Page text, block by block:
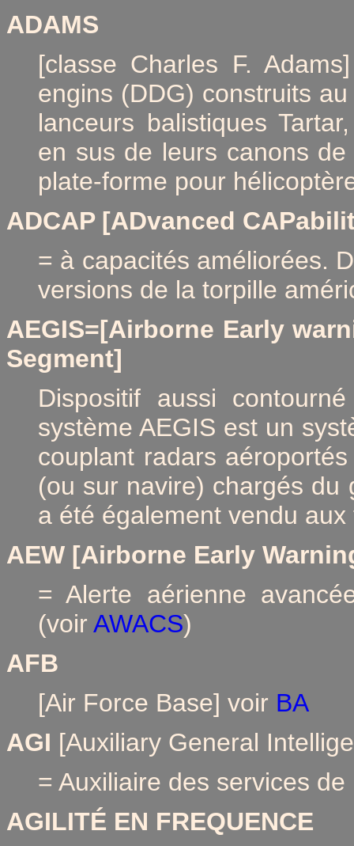
ADAMS
[classe Charles F.
engins (DDG) construits
lanceurs balistiques
en sus de leurs canons
plate-forme pour
ADCAP [ADvanced
= à capacités améliorées.
versions de la torpille
AEGIS=[Airborne Early
Segment]
Dispositif aussi
système AEGIS est un
couplant radars
(ou sur navire) chargés du
a été également vendu
AEW [Airborne Early
= Alerte aérienne
(voir AWACS)
AFB
[Air Force Base] voir BA
AGI [Auxiliary General
= Auxiliaire des services
AGILITÉ EN FREQUENCE